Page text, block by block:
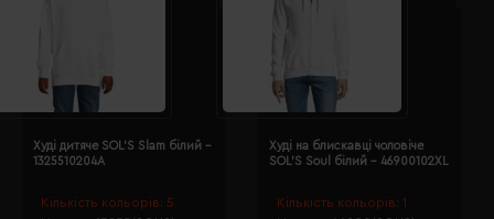
Кількість кольорів: 5
Худі дитяче SOL'S Slam білий -
1325510204A
Кількість кольорів: 1
Худі на блискавці чоловіче
SOL'S Soul білий - 46900102XL